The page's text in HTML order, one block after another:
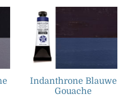
Indanthrone Blauwe
Gouache